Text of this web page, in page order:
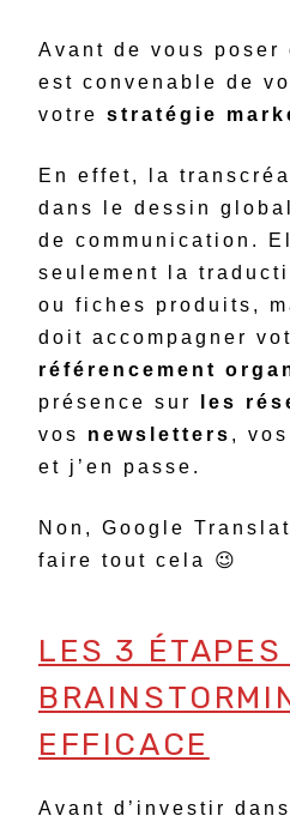
Avant de vous poser
est convenable de
votre stratégie
En effet, la
dans le dessin
de communication.
seulement la
ou fiches produits,
doit accompagner
référencement
présence sur
les
vos newsletters ,
et j’en passe.
Non, Google
faire tout cela 😉
LES 3 ÉTAPES
EFFICACE
Avant d’investir